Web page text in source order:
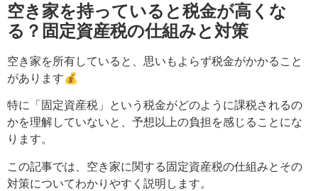
空き家を持っていると税金が高くな
る？固定資産税の仕組みと対策
空き家を所有していると、思いもよらず税金がかかること
があります💰
特に「固定資産税」という税金がどのように課税されるの
かを理解していないと、予想以上の負担を感じることにな
ります。
この記事では、空き家に関する固定資産税の仕組みとその
対策についてわかりやすく説明します。